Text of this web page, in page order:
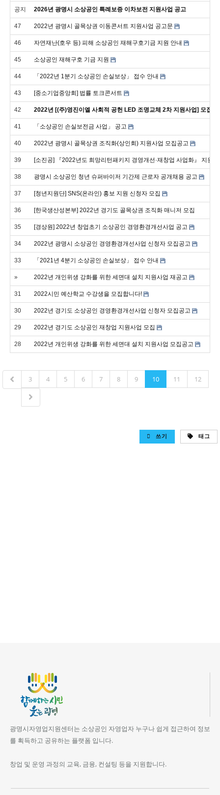
공지 2026년 광명시 소상공인 특례보증 이차보전 지원사업 공고
47 2022년 광명시 골목상권 이동콘서트 지원사업 공고문
46 자연재난(호우 등) 피해 소상공인 재해구호기금 지원 안내
45 소상공인 재해구호 기금 지원
44 「2022년 1분기 소상공인 손실보상」 접수 안내
43 [중소기업중앙회] 법률 토크콘서트
42 2022년 [(주)영진이엘 사회적 공헌 LED 조명교체 2차 지원사업] 모집공
41 「소상공인 손실보전금 사업」 공고
40 2022년 광명시 골목상권 조직화(상인회) 지원사업 모집공고
39 [소진공] 『2022년도 희망리턴패키지 경영개선·재창업 사업화』 지원
38 광명시 소상공인 청년 슈퍼바이저 기간제 근로자 공개채용 공고
37 [청년지원단] SNS(온라인) 홍보 지원 신청자 모집
36 [한국생산성본부] 2022년 경기도 골목상권 조직화 매니저 모집
35 [경상원] 2022년 창업초기 소상공인 경영환경개선사업 공고
34 2022년 광명시 소상공인 경영환경개선사업 신청자 모집공고
33 「2021년 4분기 소상공인 손실보상」 접수 안내
» 2022년 개인위생 강화를 위한 세면대 설치 지원사업 재공고
31 2022시민 예산학교 수강생을 모집합니다!
30 2022년 경기도 소상공인 경영환경개선사업 신청자 모집공고
29 2022년 경기도 소상공인 재창업 지원사업 모집
28 2022년 개인위생 강화를 위한 세면대 설치 지원사업 모집공고
3 4 5 6 7 8 9 10 11 12
쓰기 태그
광명시자영업지원센터는 소상공인 자영업자 누구나 쉽게 접근하여 정보
를 획득하고 공유하는 플랫폼 입니다.
창업 및 운영 과정의 교육, 금융, 컨설팅 등을 지원합니다.